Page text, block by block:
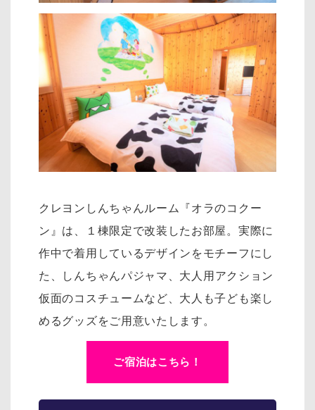
クレヨンしんちゃんルーム『オラのコクー
ン』は、１棟限定で改装したお部屋。実際に
作中で着用しているデザインをモチーフにし
た、
しんちゃんパジャマ、大人用アクション
仮面のコスチュームなど、大人も子ども楽し
めるグッズをご用意いたします。
ご宿泊はこちら！